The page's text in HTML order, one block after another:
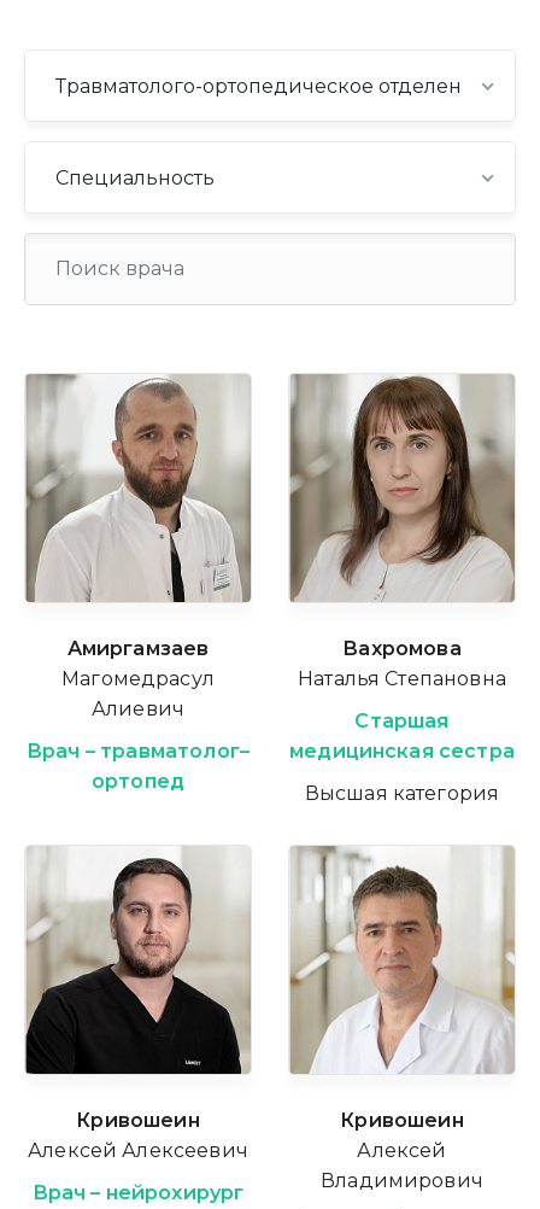
Травматолого-ортопедическое отделение №3
Специальность
Амиргамзаев
Магомедрасул
Алиевич
Врач – травматолог–
ортопед
Вахромова
Наталья Степановна
Старшая
медицинская сестра
Высшая категория
Кривошеин
Алексей Алексеевич
Врач – нейрохирург
Кривошеин
Алексей
Владимирович